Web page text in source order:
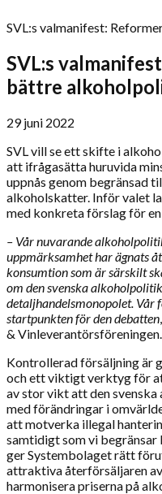
SVL:s valmanifest:
SVL:s
bättre
29 juni 2022
SVL vill se ett skifte i
att ifrågasätta huruvida
uppnås genom begränsad
alkoholskatter. Inför valet
med konkreta förslag för
– Vår nuvarande
uppmärksamhet har ägnats
konsumtion som är särskilt
om den svenska
detaljhandelsmonopolet. Vår
startpunkten för den debatten
& Vinleverantörsföreningen.
Kontrollerad försäljning är
och ett viktigt verktyg för
av stor vikt att den
med förändringar i
att motverka illegal
samtidigt som vi begränsar
ger Systembolaget rätt
attraktiva återförsäljaren
harmonisera priserna på